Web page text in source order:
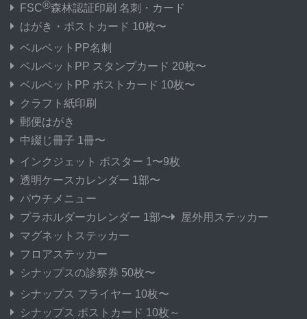
FSC®森林認証印刷 名刺・カード
はがき・ポストカード 10枚〜
ベルベットPP名刺
ベルベットPP スタンプカード 20枚〜
ベルベットPP ポストカード 10枚〜
クラフト紙印刷
郵便はがき
中綴じ冊子 1冊〜
インクジェット ポスター 1〜9枚
透明ケースカレンダー 1部〜
パウチメニュー
プラホルダーカレンダー 1部〜
屋外用ステッカー
マグネットステッカー
フロアステッカー
シナップスの診察券 50枚〜
シナップス フライヤー 10枚〜
シナップス ポストカード 10枚～